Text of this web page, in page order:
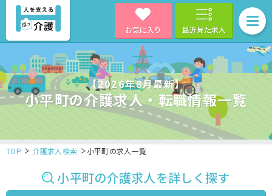
お気に入り 最近見た求人
【2026年8月最新】
小平町の介護求人・転職情報一覧
TOP 介護求人検索 小平町の求人一覧
小平町の介護求人を詳しく探す